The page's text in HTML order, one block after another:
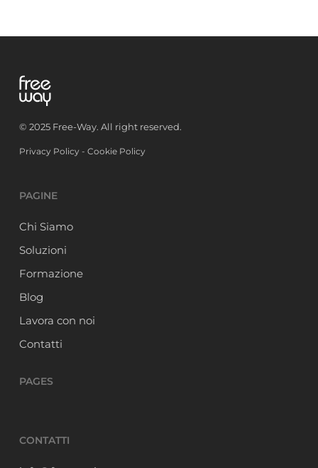
© 2025 Free-Way. All right reserved.
Privacy Policy- Cookie Policy
PAGINE
Chi Siamo
Soluzioni
Formazione
Blog
Lavora con noi
Contatti
PAGES
CONTATTI